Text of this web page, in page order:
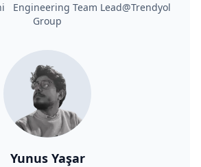
Engineering Team Lead@Trendyol
Group
Yunus Yaşar